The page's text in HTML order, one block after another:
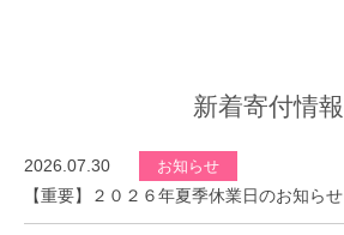
新着寄付情報
2026.07.30 お知らせ
【重要】２０２６年夏季休業日のお知らせ